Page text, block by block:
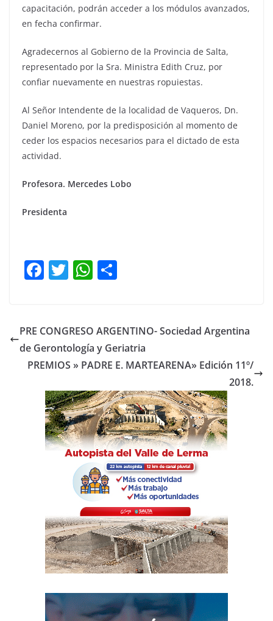
capacitación, podrán acceder a los módulos avanzados,
en fecha confirmar.
Agradecernos al Gobierno de la Provincia de Salta,
representado por la Sra. Ministra Edith Cruz, por
confiar nuevamente en nuestras ropuiestas.
Al Señor Intendente de la localidad de Vaqueros, Dn.
Daniel Moreno, por la predisposición al momento de
ceder los espacios necesarios para el dictado de esta
actividad.
Profesora. Mercedes Lobo
Presidenta
F
e
b
o
o
k
T
er
W
s
A
p
p
p
ar
tir
PRE CONGRESO ARGENTINO- Sociedad Argentina
de Gerontología y Geriatria
PREMIOS » PADRE E. MARTEARENA» Edición 11º/
2018.